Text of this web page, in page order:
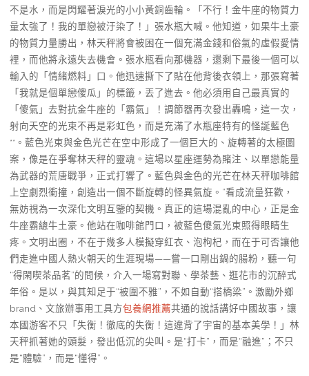
不是水，而是閃耀著淚光的小小黃銅齒輪。「不行！金牛座的物質力
量太強了！我的單戀被汙染了！」張水瓶大喊。他知道，如果牛土豪
的物質力量勝出，林天秤將會被困在一個充滿金錢和俗氣的虛假愛情
裡，而他將永遠失去機會。張水瓶看向那機器，還剩下最後一個可以
輸入的「情緒燃料」口。他迅速撕下了貼在他背後衣領上，那張寫著
「我就是個單戀傻瓜」的標籤，丟了進去。他必須用自己最真實的
「傻氣」去對抗金牛座的「霸氣」！調節器再次發出轟鳴，這一次，
射向天空的光束不再是彩虹色，而是充滿了水瓶座特有的怪誕藍色
**。藍色光束與金色光芒在空中形成了一個巨大的、旋轉著的太極圖
案，像是在爭奪林天秤的靈魂。這場以星座運勢為賭注、以單戀能量
為武器的荒唐戰爭，正式打響了。藍色與金色的光芒在林天秤咖啡館
上空劇烈衝撞，創造出一個不斷旋轉的怪異氣旋。”看成流量狂歡，
無妨視為一次深化文明互鑒的契機。真正的這場混亂的中心，正是金
牛座霸總牛土豪。他站在咖啡館門口，被藍色傻氣光束照得眼睛生
疼。文明出圈，不在于幾多人模擬穿紅衣、泡枸杞，而在于可否讓他
們走進中國人熱火朝天的生涯現場——嘗一口剛出鍋的腸粉，聽一句
“得閑喫茶品茗”的問候，介入一場寫對聯、學茶藝、逛花市的沉醉式
年俗。是以，與其知足于“被圍不雅”，不如自動“搭橋梁”。激勵外鄉
brand、文旅辦事用工具方包養網推薦共通的說話講好中國故事，讓
本國游客不只「失衡！徹底的失衡！這違背了宇宙的基本美學！」林
天秤抓著她的頭髮，發出低沉的尖叫。是“打卡”，而是“融進”；不只
是“體驗”，而是“懂得”。